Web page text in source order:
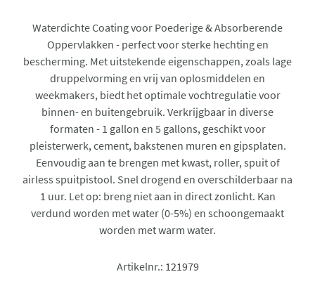
Waterdichte Coating voor Poederige & Absorberende
Oppervlakken - perfect voor sterke hechting en
bescherming. Met uitstekende eigenschappen, zoals lage
druppelvorming en vrij van oplosmiddelen en
weekmakers, biedt het optimale vochtregulatie voor
binnen- en buitengebruik. Verkrijgbaar in diverse
formaten - 1 gallon en 5 gallons, geschikt voor
pleisterwerk, cement, bakstenen muren en gipsplaten.
Eenvoudig aan te brengen met kwast, roller, spuit of
airless spuitpistool. Snel drogend en overschilderbaar na
1 uur. Let op: breng niet aan in direct zonlicht. Kan
verdund worden met water (0-5%) en schoongemaakt
worden met warm water.
Artikelnr.: 121979